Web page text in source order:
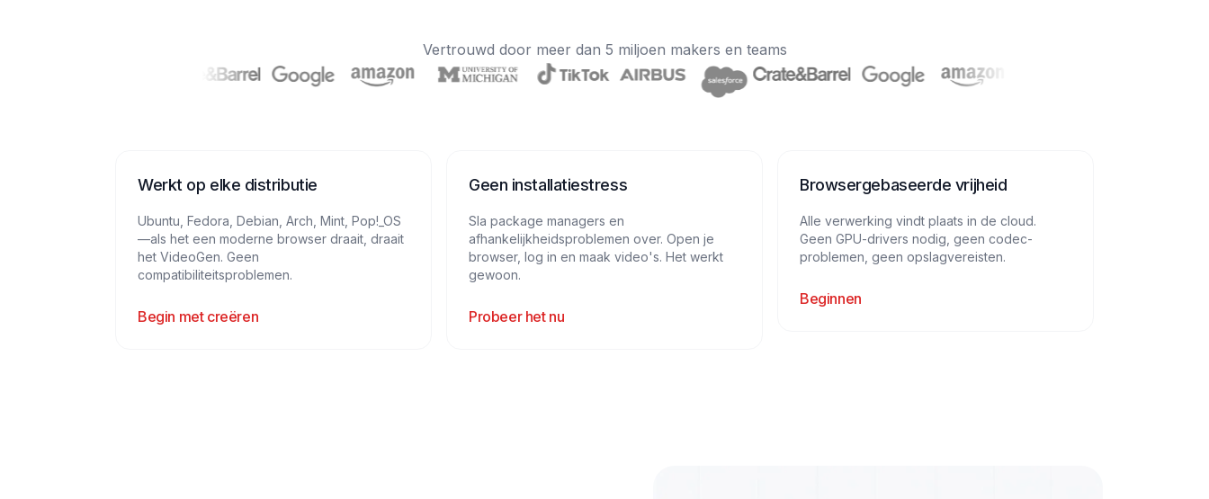
Vertrouwd door meer dan 5 miljoen makers en teams
Werkt op elke distributie
Ubuntu, Fedora, Debian, Arch, Mint, Pop!_OS
—als het een moderne browser draait, draait
het VideoGen. Geen
compatibiliteitsproblemen.
Begin met creëren
Geen installatiestress
Sla package managers en
afhankelijkheidsproblemen over. Open je
browser, log in en maak video's. Het werkt
gewoon.
Probeer het nu
Browsergebaseerde vrijheid
Alle verwerking vindt plaats in de cloud.
Geen GPU-drivers nodig, geen codec-
problemen, geen opslagvereisten.
Beginnen